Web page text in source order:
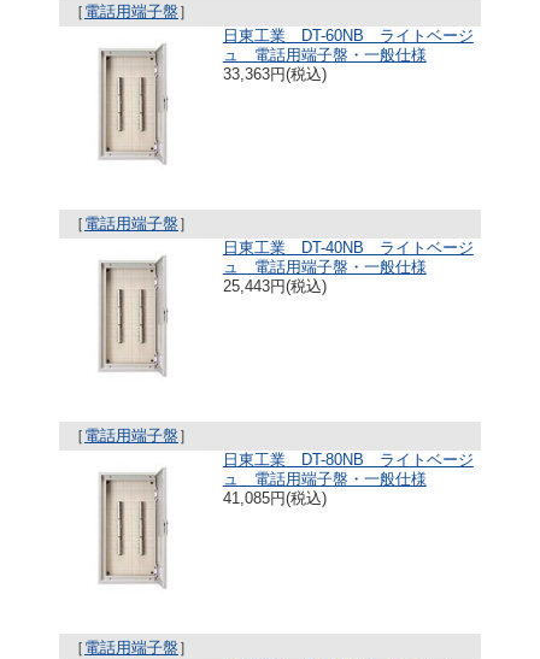
［ 電話用端子盤］
日東工業 DT-60NB ライトベージ
ュ 電話用端子盤・一般仕様
33,363円(税込)
［ 電話用端子盤］
日東工業 DT-40NB ライトベージ
ュ 電話用端子盤・一般仕様
25,443円(税込)
［ 電話用端子盤］
日東工業 DT-80NB ライトベージ
ュ 電話用端子盤・一般仕様
41,085円(税込)
［ 電話用端子盤］